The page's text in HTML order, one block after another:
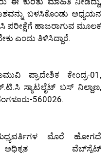
ಬಳಸಿಕೊಂಡು ಅಧ್ಯಯನ
ಪರೀಕ್ಷೆಗೆ ಹಾಜರಾಗುವ ಮೂಲಕ
ಎಂದು ತಿಳಿಸಿದ್ದಾರೆ.
ಪ್ರಾದೇಶಿಕ ಕೇಂದ್ರ-01,
ಸ್ಯಾಟಲೈಟ್ ಬಸ್ ನಿಲ್ದಾಣ,
560026.
ಮೊರೆ ಹೋಗದೆ
ಅಧಿಕೃತ ವೆಬ್‌ಸೈಟ್